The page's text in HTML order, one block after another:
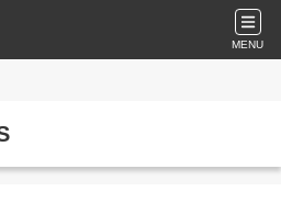
MENU